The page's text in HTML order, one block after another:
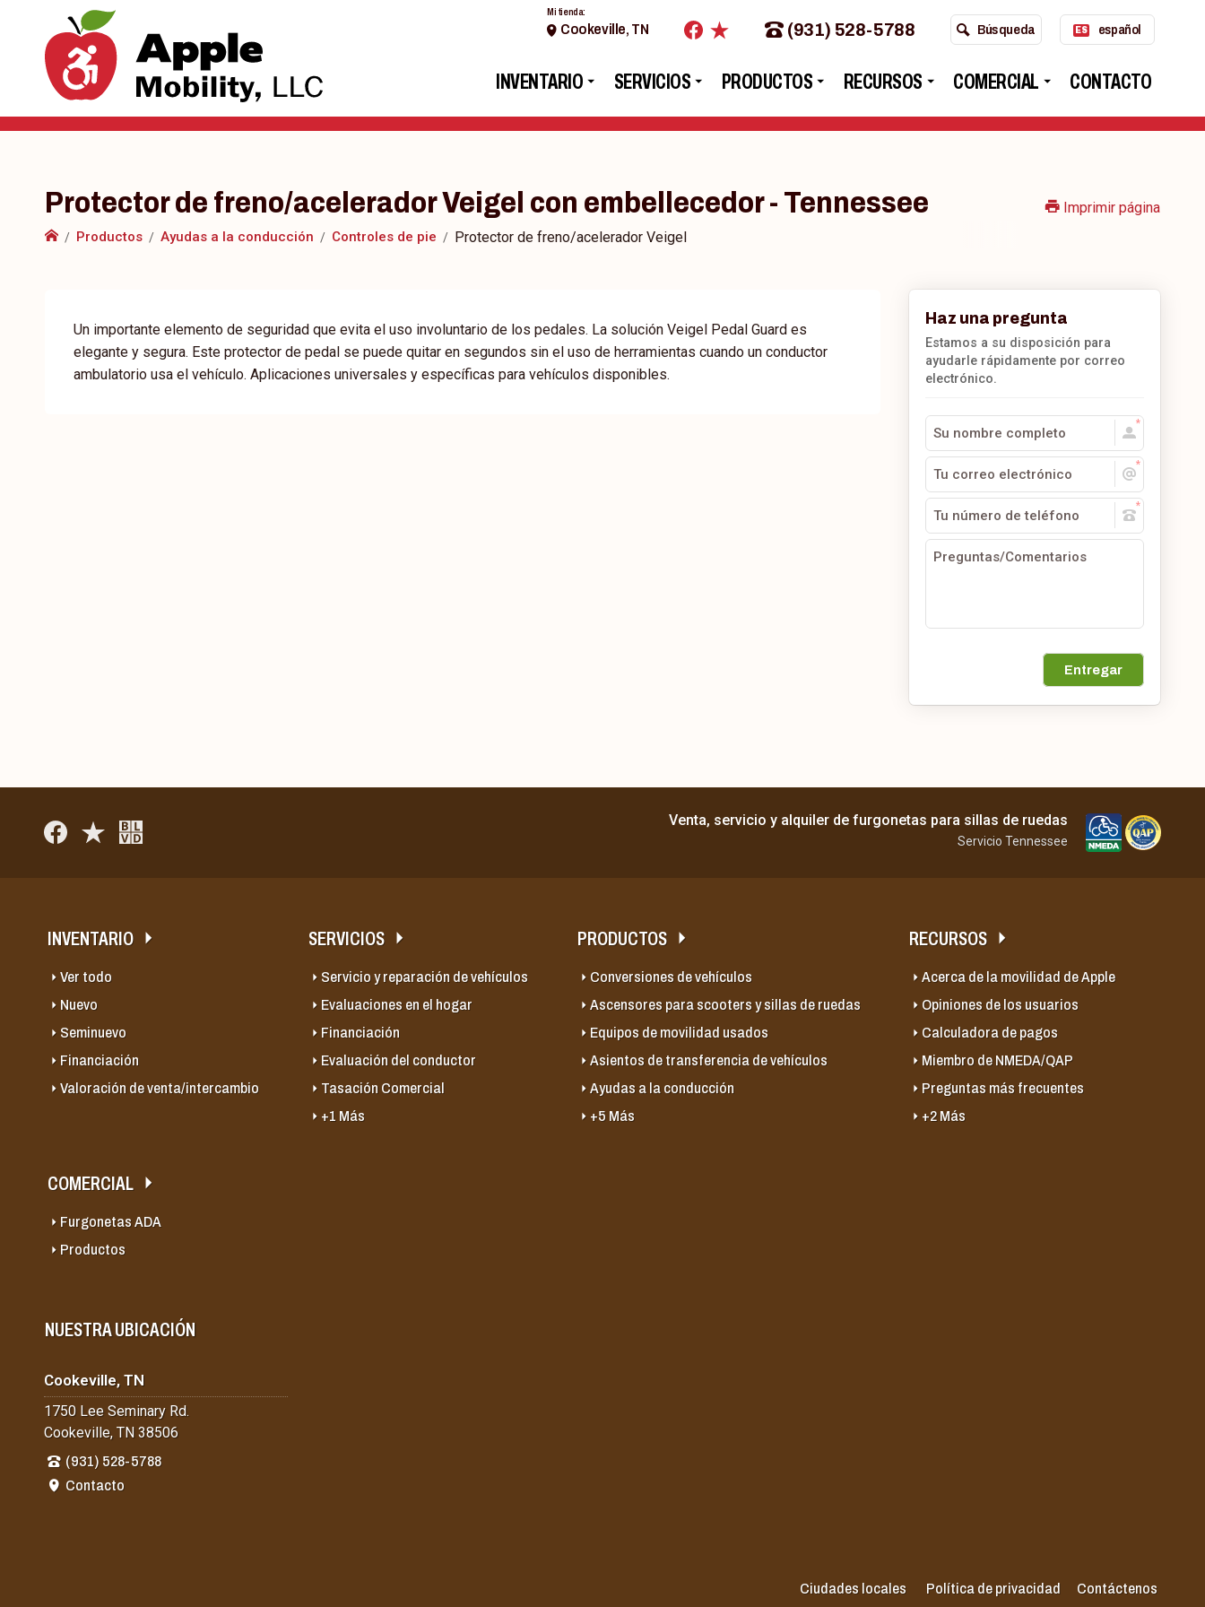
INVENTARIO SERVICIOS PRODUCTOS RECURSOS COMERCIAL CONTACTO
Mi tienda:
Cookeville, TN (931) 528-5788 Búsqueda ES español
Protector de freno/acelerador Veigel con embellecedor - Tennessee
Productos Ayudas a la conducción Controles de pie Protector de freno/acelerador Veigel
Imprimir página
Un importante elemento de seguridad que evita el uso involuntario de los pedales. La solución Veigel Pedal Guard es
elegante y segura. Este protector de pedal se puede quitar en segundos sin el uso de herramientas cuando un conductor
ambulatorio usa el vehículo. Aplicaciones universales y específicas para vehículos disponibles.
Haz una pregunta
Estamos a su disposición para
ayudarle rápidamente por correo
electrónico.
Entregar
Venta, servicio y alquiler de furgonetas para sillas de ruedas
Servicio Tennessee
INVENTARIO
Ver todo
Nuevo
Seminuevo
Financiación
Valoración de venta/intercambio
SERVICIOS
Servicio y reparación de vehículos
Evaluaciones en el hogar
Financiación
Evaluación del conductor
Tasación Comercial
+1 Más
PRODUCTOS
Conversiones de vehículos
Ascensores para scooters y sillas de ruedas
Equipos de movilidad usados
Asientos de transferencia de vehículos
Ayudas a la conducción
+5 Más
RECURSOS
Acerca de la movilidad de Apple
Opiniones de los usuarios
Calculadora de pagos
Miembro de NMEDA/QAP
Preguntas más frecuentes
+2 Más
COMERCIAL
Furgonetas ADA
Productos
NUESTRA UBICACIÓN
Cookeville, TN
1750 Lee Seminary Rd.
Cookeville, TN 38506
(931) 528-5788
Contacto
Ciudades locales Política de privacidad
Contáctenos